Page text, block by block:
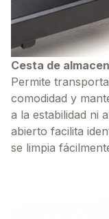
Cesta de
Permite
comodidad y
a la estabilidad ni
abierto facilita
se limpia